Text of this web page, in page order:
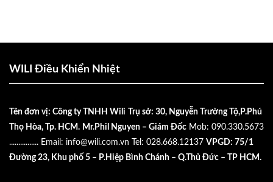
WILI Điều Khiển Nhiệt
Tên đơn vị: Công ty TNHH Wili
Trụ sở: 30, Nguyễn Trường Tộ,P.Phú
Thọ Hòa, Tp. HCM. Mr.Phil Nguyen – Giám Đốc Mob: 090.330.5673
................ Email: info@wili.com.vn Tel: 028.668.12137 VPGD: 75/1
Đường 23, Khu phố 5 – P.Hiệp Bình Chánh – Q.Thủ Đức – TP HCM.